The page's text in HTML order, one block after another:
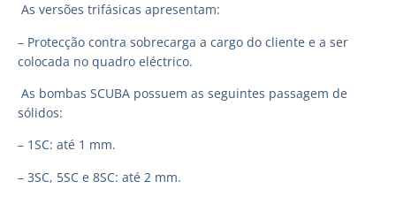
As versões trifásicas apresentam:
– Protecção contra sobrecarga a cargo do cliente e a ser
colocada no quadro eléctrico.
As bombas SCUBA possuem as seguintes passagem de
sólidos:
– 1SC: até 1 mm.
– 3SC, 5SC e 8SC: até 2 mm.